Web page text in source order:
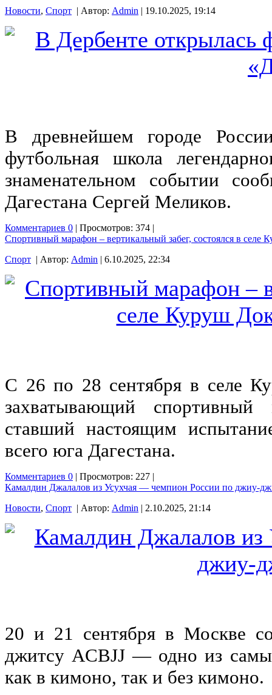
Новости, Спорт | Автор: Admin | 19.10.2025, 19:14
В древнейшем городе
футбольная школа
знаменательном событии
Дагестана Сергей Меликов.
Комментариев 0 | Просмотров: 374 |
Спортивный марафон – вертикальный забег, состоялся в селе
Спорт | Автор: Admin | 6.10.2025, 22:34
С 26 по 28 сентября в селе
захватывающий
ставший настоящим
всего юга Дагестана.
Комментариев 0 | Просмотров: 227 |
Камалдин Джалалов из Усухчая — чемпион России по джиу-
Новости, Спорт | Автор: Admin | 2.10.2025, 21:14
20 и 21 сентября в Москве
джитсу ACBJJ — одно из
как в кимоно, так и без кимоно.